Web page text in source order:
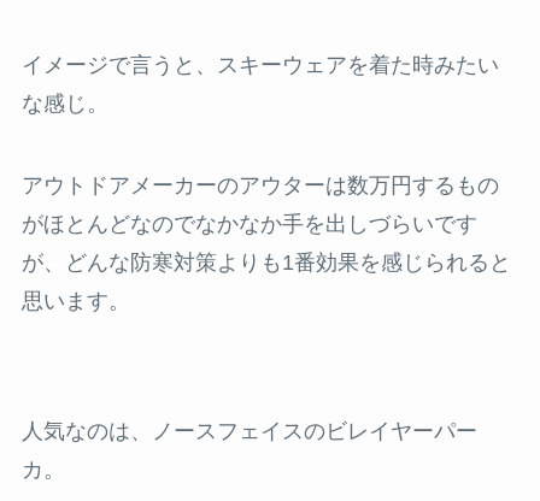
イメージで言うと、スキーウェアを着た時みたい
な感じ。
アウトドアメーカーのアウターは数万円するもの
がほとんどなのでなかなか手を出しづらいです
が、どんな防寒対策よりも1番効果を感じられると
思います。
人気なのは、ノースフェイスのビレイヤーパー
カ。